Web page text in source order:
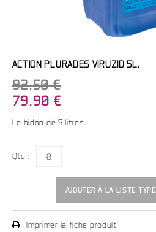
ACTION PLURADES VIRUZID 5L.
92,50 €
79,90 €
Le bidon de 5 litres.
Qté :
AJOUTER À LA LISTE TYPE
Imprimer la fiche produit